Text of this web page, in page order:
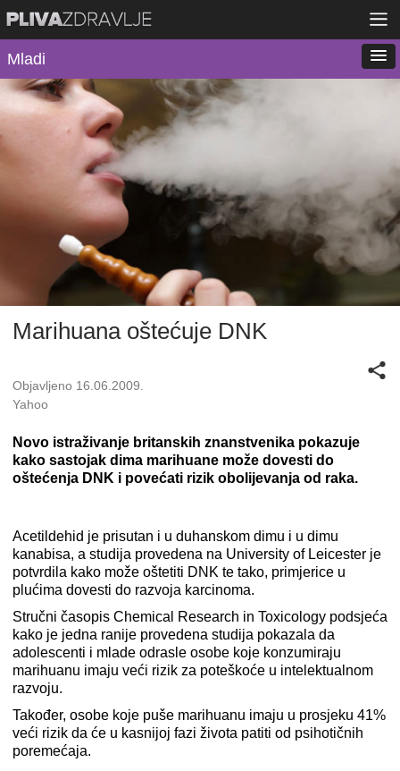
Mladi
Marihuana oštećuje DNK
Objavljeno 16.06.2009.
Yahoo
Novo istraživanje britanskih znanstvenika pokazuje
kako sastojak dima marihuane može dovesti do
oštećenja DNK i povećati rizik obolijevanja od raka.
Acetildehid je prisutan i u duhanskom dimu i u dimu
kanabisa, a studija provedena na University of Leicester je
potvrdila kako može oštetiti DNK te tako, primjerice u
plućima dovesti do razvoja karcinoma.
Stručni časopis Chemical Research in Toxicology podsjeća
kako je jedna ranije provedena studija pokazala da
adolescenti i mlade odrasle osobe koje konzumiraju
marihuanu imaju veći rizik za poteškoće u intelektualnom
razvoju.
Također, osobe koje puše marihuanu imaju u prosjeku 41%
veći rizik da će u kasnijoj fazi života patiti od psihotičnih
poremećaja.